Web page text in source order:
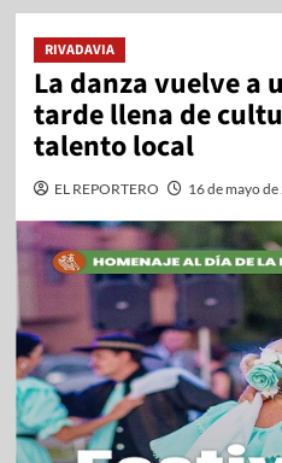
RIVADAVIA
La danza vuelve a
tarde llena de
talento local
EL REPORTERO 16 de mayo